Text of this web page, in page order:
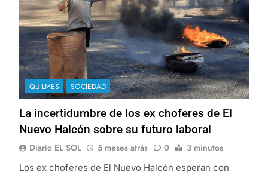
QUILMES SOCIEDAD
La incertidumbre de los ex choferes de El
Nuevo Halcón sobre su futuro laboral
Diario EL SOL 5 meses atrás 0 3 minutos
Los ex choferes de El Nuevo Halcón esperan con